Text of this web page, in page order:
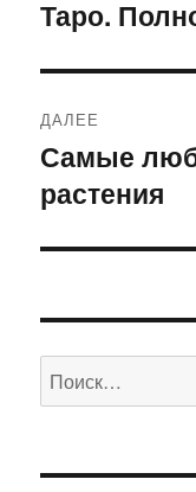
Предыдущая
Таро.
ДАЛЕЕ
Следующая
запись:
Самые
растения
Искать: